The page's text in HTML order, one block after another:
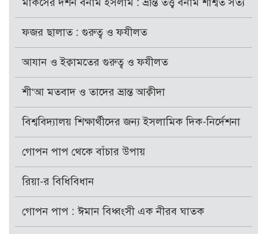
ফজর ছালাত : গুরুত্ব ও ফযীলত
আযান ও ইক্বামতের গুরুত্ব ও ফযীলত
শী‘আ মতবাদ ও তাদের ভ্রান্ত আক্বীদা
বিশ্ববিদ্যালয় শিক্ষার্থীদের জন্য ইসলামিক দিক-নির্দেশনা
গোপন পাপ থেকে বাঁচার উপায়
রিয়া-র বিধিবিধান
গোপন পাপ : ঈমান বিধ্বংসী এক নীরব ঘাতক